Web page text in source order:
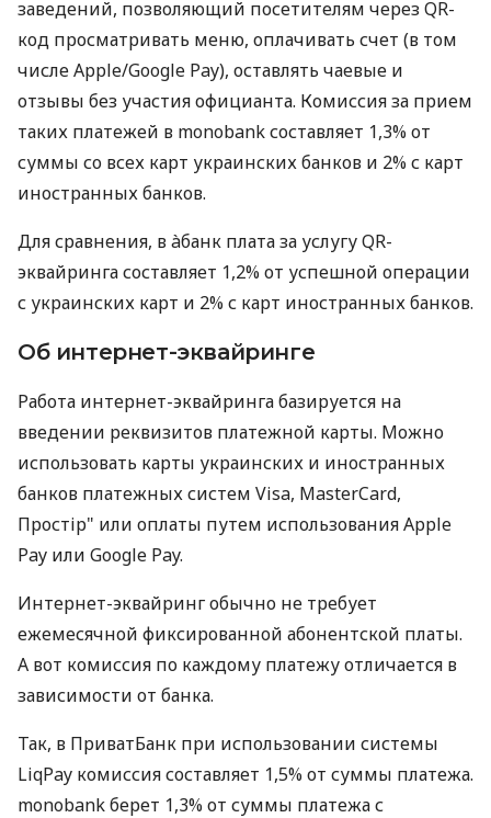
заведений, позволяющий посетителям через QR-
код просматривать меню, оплачивать счет (в том
числе Apple/Google Pay), оставлять чаевые и
отзывы без участия официанта. Комиссия за прием
таких платежей в monobank составляет 1,3% от
суммы со всех карт украинских банков и 2% с карт
иностранных банков.
Для сравнения, в àбанк плата за услугу QR-
эквайринга составляет 1,2% от успешной операции
с украинских карт и 2% с карт иностранных банков.
Об интернет-эквайринге
Работа интернет-эквайринга базируется на
введении реквизитов платежной карты. Можно
использовать карты украинских и иностранных
банков платежных систем Visa, MasterCard,
Простір" или оплаты путем использования Apple
Pay или Google Pay.
Интернет-эквайринг обычно не требует
ежемесячной фиксированной абонентской платы.
А вот комиссия по каждому платежу отличается в
зависимости от банка.
Так, в ПриватБанк при использовании системы
LiqPay комиссия составляет 1,5% от суммы платежа.
monobank берет 1,3% от суммы платежа с